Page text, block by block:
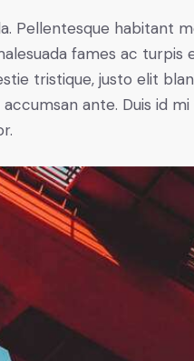
Pellentesque habitant
fames ac turpis
tristique, justo elit
ante. Duis id